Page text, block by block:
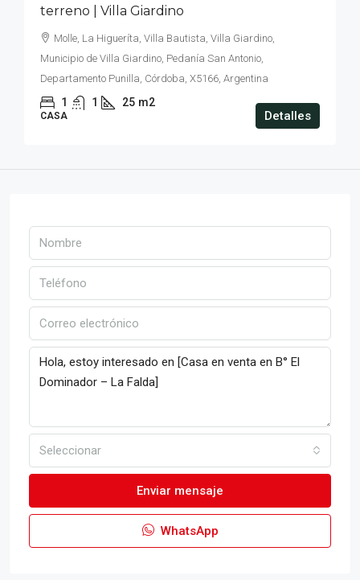
terreno | Villa Giardino
Molle, La Higueríta, Villa Bautista, Villa Giardino,
Municipio de Villa Giardino, Pedanía San Antonio,
Departamento Punilla, Córdoba, X5166, Argentina
1 1 25 m2
CASA Detalles
Seleccionar
Enviar mensaje
WhatsApp